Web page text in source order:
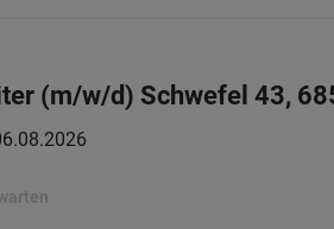
(m/w/d) Schwefel 43,